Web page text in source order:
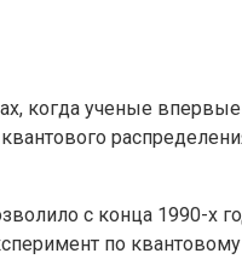
когда ученые
с конца 1990-х
по